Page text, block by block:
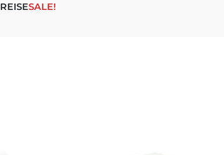
REISESALE!